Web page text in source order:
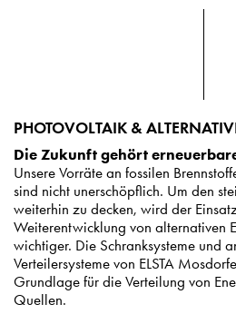
PHOTOVOLTAIK &
Die Zukunft gehört
Unsere Vorräte an fossilen
sind nicht unerschöpflich. Um den
weiterhin zu decken, wird der
Weiterentwicklung von alternativen
wichtiger. Die Schranksysteme und
Verteilersysteme von ELSTA
Grundlage für die Verteilung von
Quellen.